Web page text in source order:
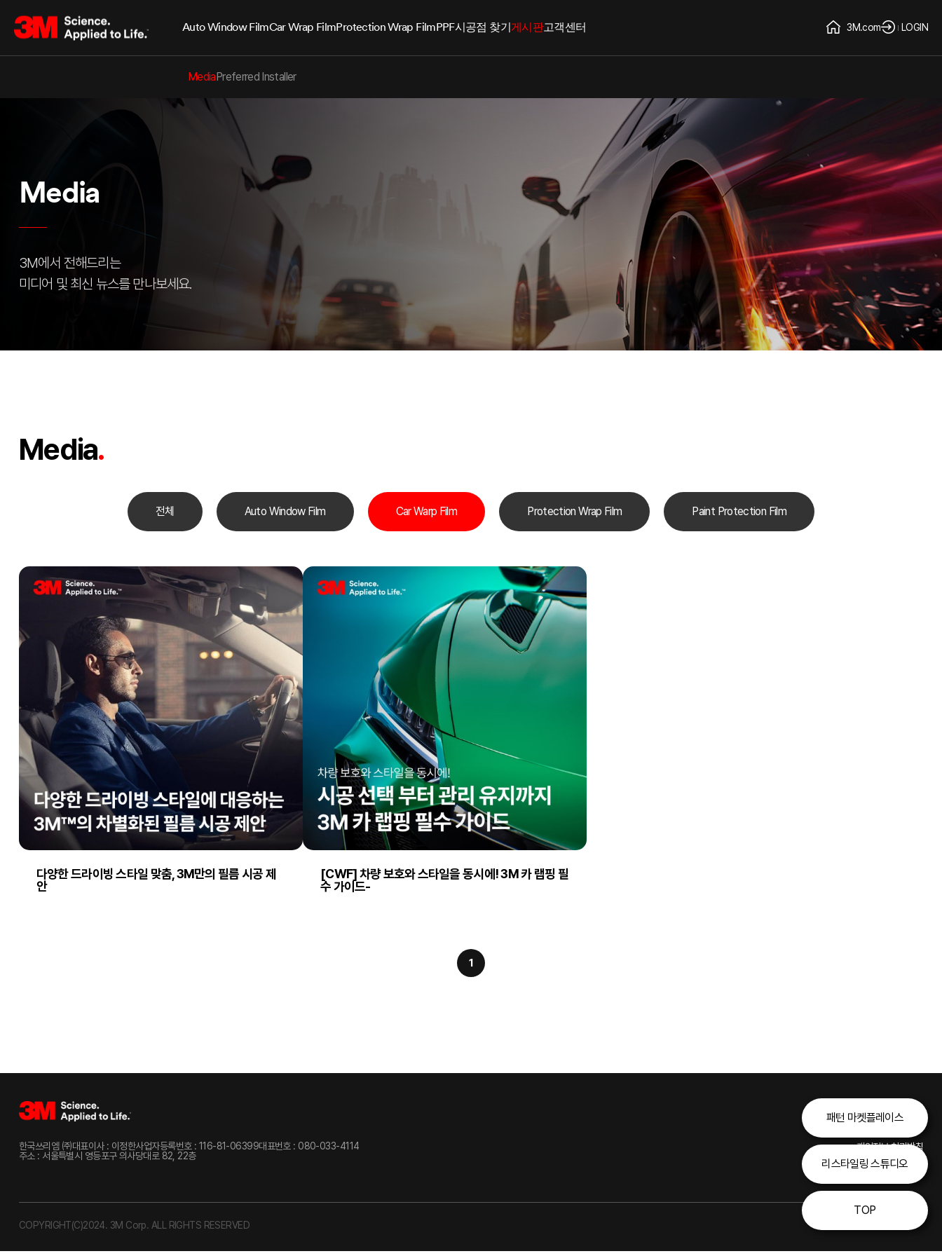
Auto Window FilmCar Wrap FilmProtection Wrap Film PPF시공점 찾기 게시판고객센터
MediaPreferred Installer
3M.com LOGIN
패턴 마켓플레이스
리스타일링 스튜디오
TOP
Media
3M에서 전해드리는
미디어 및 최신 뉴스를 만나보세요.
Media.
전체 Auto Window Film Car Warp Film Protection Wrap Film Paint Protection Film
다양한 드라이빙 스타일 맞춤, 3M만의 필름 시공 제
안
[CWF] 차량 보호와 스타일을 동시에! 3M 카 랩핑 필
수 가이드-
1
한국쓰리엠 ㈜대표이사 : 이정한사업자등록번호 : 116-81-06399대표번호 : 080-033-4114
주소 : 서울특별시 영등포구 의사당대로 82, 22층
개인정보 처리방침
이용약관
COPYRIGHT(C)2024. 3M Corp. ALL RIGHTS RESERVED